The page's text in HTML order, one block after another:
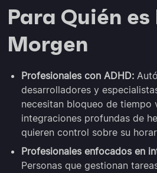
Para Quién
Morgen
Profesionales con ADHD:
desarrolladores y
necesitan bloqueo de tiempo
integraciones profundas de
quieren control sobre su
Profesionales enfocados en
Personas que gestionan